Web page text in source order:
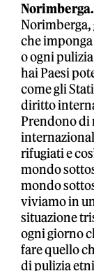
Norimberga.
Norimberga,
che
o ogni
hai Paesi
come gli
diritto
Prendono di
rifugiati e
mondo
mondo
viviamo in
situazione
ogni giorno
fare quello
di pulizia